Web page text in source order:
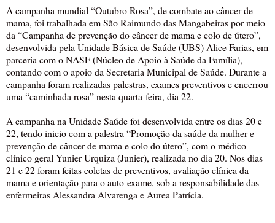
A campanha mundial “Outubro Rosa”, de combate ao câncer de
mama, foi trabalhada em São Raimundo das Mangabeiras por meio
da “Campanha de prevenção do câncer de mama e colo de útero”,
desenvolvida pela Unidade Básica de Saúde (UBS) Alice Farias, em
parceria com o NASF (Núcleo de Apoio à Saúde da Família),
contando com o apoio da Secretaria Municipal de Saúde. Durante a
campanha foram realizadas palestras, exames preventivos e encerrou
uma “caminhada rosa” nesta quarta-feira, dia 22.
A campanha na Unidade Saúde foi desenvolvida entre os dias 20 e
22, tendo inicio com a palestra “Promoção da saúde da mulher e
prevenção de câncer de mama e colo do útero”, com o médico
clínico geral Yunier Urquiza (Junier), realizada no dia 20. Nos dias
21 e 22 foram feitas coletas de preventivos, avaliação clínica da
mama e orientação para o auto-exame, sob a responsabilidade das
enfermeiras Alessandra Alvarenga e Aurea Patrícia.